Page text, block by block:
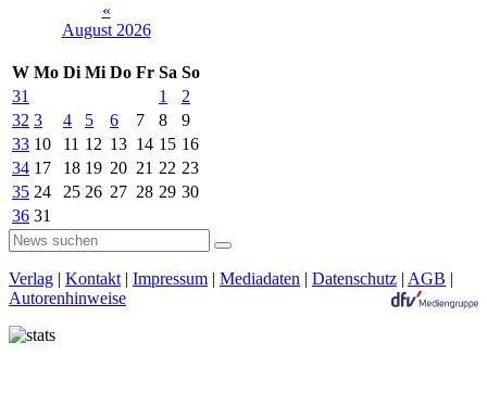
«
August 2026
W Mo Di Mi Do Fr Sa So
31
1
2
32 3 4 5 6 7 8
9
33 10 11 12 13 14 15 16
34 17 18 19 20 21 22 23
35 24 25 26 27 28 29 30
36 31
Verlag | Kontakt | Impressum | Mediadaten | Datenschutz | AGB |
Autorenhinweise